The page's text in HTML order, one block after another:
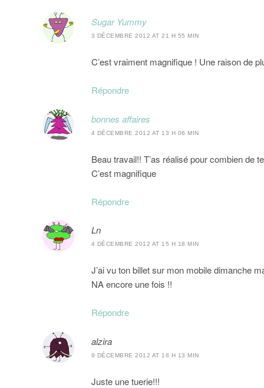
Sugar Yummy
3 DÉCEMBRE 2012 AT 21 H 55 MIN
C’est vraiment magnifique ! Une raison de
Répondre
bonnes affaires
4 DÉCEMBRE 2012 AT 13 H 06 MIN
Beau travail!! T’as réalisé pour combien de
C’est magnifique
Répondre
Ln
4 DÉCEMBRE 2012 AT 15 H 18 MIN
J’ai vu ton billet sur mon mobile dimanche
NA encore une fois !!
Répondre
alzira
9 DÉCEMBRE 2012 AT 18 H 13 MIN
Juste une tuerie!!!